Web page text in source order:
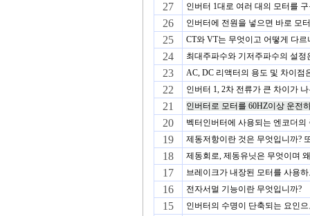
27 인버터 1대로 여러 대의 모터를
26 인버터에 전원을 넣으면 바로 모
25 CT와 VT는 무엇이고 어떻게 다르
24 최대주파수와 기저주파수의 설정
23 AC, DC 리액터의 용도 및 차이점
22 인버터 1, 2차 전류가 큰 차이가
21 인버터로 모터를 60HZ이상 운전
20 벡터인버터에 사용되는 엔코더의
19 제동저항이란 것은 무엇입니까?
18 제동회로, 제동유닛은 무엇이며
17 브레이크가 내장된 모터를 사용
16 전자서멀 기능이란 무엇입니까?
15 인버터의 수명이 단축되는 요인